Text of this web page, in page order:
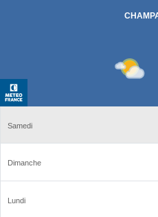
Samedi
Dimanche
Lundi